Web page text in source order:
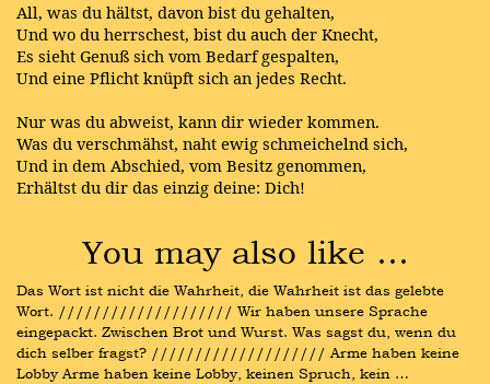
All, was du hältst, davon bist du gehalten,
Und wo du herrschest, bist du auch der Knecht,
Es sieht Genuß sich vom Bedarf gespalten,
Und eine Pflicht knüpft sich an jedes Recht.
Nur was du abweist, kann dir wieder kommen.
Was du verschmähst, naht ewig schmeichelnd sich,
Und in dem Abschied, vom Besitz genommen,
Erhältst du dir das einzig deine: Dich!
You may also like …
Das Wort ist nicht die Wahrheit, die Wahrheit ist das gelebte
Wort. //////////////////// Wir haben unsere Sprache
eingepackt. Zwischen Brot und Wurst. Was sagst du, wenn du
dich selber fragst? //////////////////// Arme haben keine
Lobby Arme haben keine Lobby, keinen Spruch, kein …